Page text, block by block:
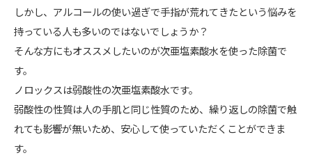
しかし、アルコールの使い過ぎで手指が荒れてきたという悩みを
持っている人も多いのではないでしょうか？
そんな方にもオススメしたいのが次亜塩素酸水を使った除菌で
す。
ノロックスは弱酸性の次亜塩素酸水です。
弱酸性の性質は人の手肌と同じ性質のため、繰り返しの除菌で触
れても影響が無いため、安心して使っていただくことができま
す。